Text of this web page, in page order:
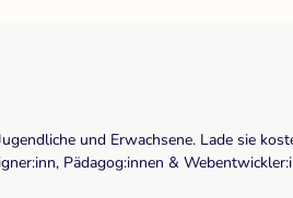
und Erwachsene. Lade sie
Pädagog:innen &